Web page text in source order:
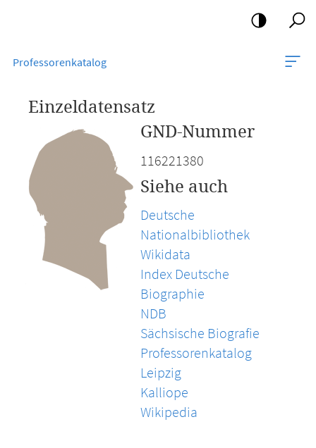
Professorenkatalog
Einzeldatensatz
GND-Nummer
116221380
Siehe auch
Deutsche
Nationalbibliothek
Wikidata
Index Deutsche
Biographie
NDB
Sächsische Biografie
Professorenkatalog
Leipzig
Kalliope
Wikipedia